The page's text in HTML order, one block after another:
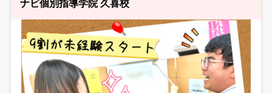
ナビ個別指導学院 久喜校